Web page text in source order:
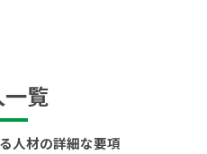
人材の詳細な要項
覧